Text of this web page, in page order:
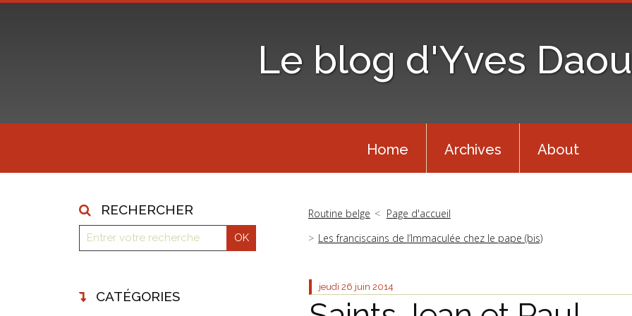
Le blog d'Yves
Home Archives About
RECHERCHER
CATÉGORIES
Routine belge
Page d'accueil
Les franciscains de l’Immaculée chez le pape (bis)
jeudi 26 juin 2014